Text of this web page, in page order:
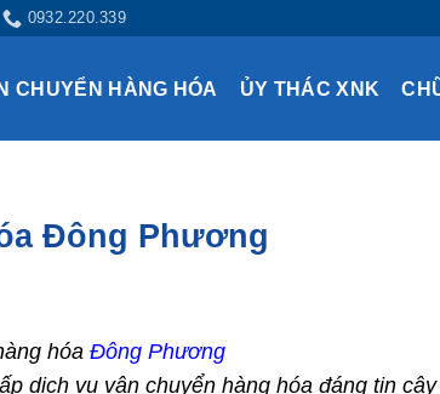
0932.220.339
CHUYỂN HÀNG HÓA ỦY THÁC XNK
Đông Phương
hóa Đông Phương
dịch vụ vận chuyển hàng hóa đáng tin